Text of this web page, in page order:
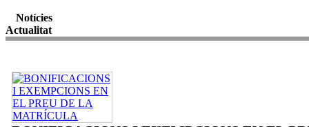
Notícies
Actualitat